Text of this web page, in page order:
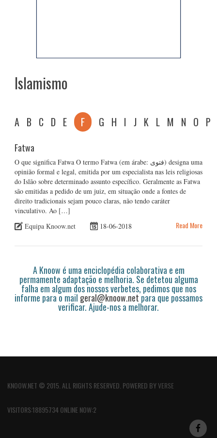
Islamismo
A B C D E F G H I J K L M N O P
Fatwa
O que significa Fatwa O termo Fatwa (em árabe: فتوى) designa uma
opinião formal e legal, emitida por um especialista nas leis religiosas
do Islão sobre determinado assunto específico. Geralmente as Fatwa
são emitidas a pedido de um juiz, em situação onde a fontes de
direito tradicionais sejam pouco claras, não tendo caráter
vinculativo. Ao […]
Equipa Knoow.net
18-06-2018 Read More
A Knoow é uma enciclopédia colaborativa e em
permamente adaptação e melhoria. Se detetou alguma
falha em algum dos nossos verbetes, pedimos que nos
informe para o mail geral@knoow.netpara que possamos
verificar. Ajude-nos a melhorar.
KNOOW.NET © 2015. ALL RIGHTS RESERVED. POWERED BYVERSE
VISITORS:18895734 ONLINE NOW:2